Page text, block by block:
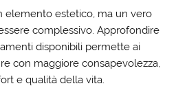
elemento estetico, ma un vero
complessivo. Approfondire
disponibili permette ai
con maggiore consapevolezza,
e qualità della vita.